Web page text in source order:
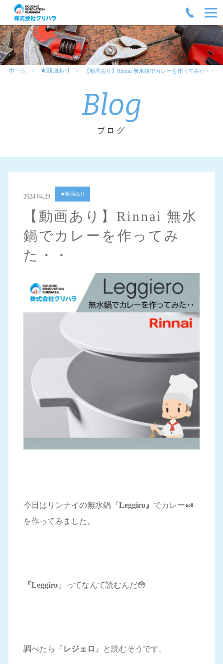
ホーム ★動画あり 【動画あり】Rinnai 無水鍋でカレーを作ってみた・・
Blog
ブログ
2024.04.23 ★動画あり
【動画あり】Rinnai 無水
鍋でカレーを作ってみ
た・・
今日はリンナイの無水鍋『Leggiro』 でカレー🍛
を作ってみました。
『Leggiro』ってなんて読むんだ😳
調べたら『レジェロ 』と読むそうです。